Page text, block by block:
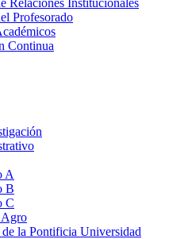
Relaciones Institucionales
Profesorado
Continua
A
B
C
la Pontificia Universidad